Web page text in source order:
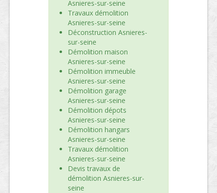
Asnieres-sur-seine
Travaux démolition
Asnieres-sur-seine
Déconstruction Asnieres-
sur-seine
Démolition maison
Asnieres-sur-seine
Démolition immeuble
Asnieres-sur-seine
Démolition garage
Asnieres-sur-seine
Démolition dépots
Asnieres-sur-seine
Démolition hangars
Asnieres-sur-seine
Travaux démolition
Asnieres-sur-seine
Devis travaux de
démolition Asnieres-sur-
seine